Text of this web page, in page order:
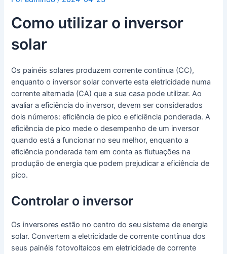
Como utilizar o inversor
solar
Os painéis solares produzem corrente contínua (CC),
enquanto o inversor solar converte esta eletricidade numa
corrente alternada (CA) que a sua casa pode utilizar. Ao
avaliar a eficiência do inversor, devem ser considerados
dois números: eficiência de pico e eficiência ponderada. A
eficiência de pico mede o desempenho de um inversor
quando está a funcionar no seu melhor, enquanto a
eficiência ponderada tem em conta as flutuações na
produção de energia que podem prejudicar a eficiência de
pico.
Controlar o inversor
Os inversores estão no centro do seu sistema de energia
solar. Convertem a eletricidade de corrente contínua dos
seus painéis fotovoltaicos em eletricidade de corrente